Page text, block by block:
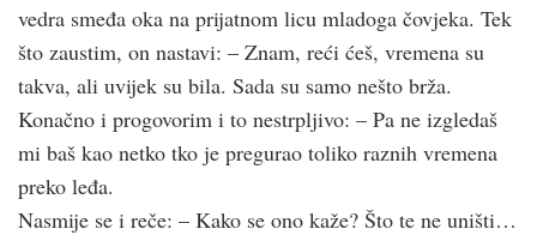
vedra smeđa oka na prijatnom licu mladoga čovjeka. Tek
što zaustim, on nastavi: – Znam, reći ćeš, vremena su
takva, ali uvijek su bila. Sada su samo nešto brža.
Konačno i progovorim i to nestrpljivo: – Pa ne izgledaš
mi baš kao netko tko je pregurao toliko raznih vremena
preko leđa.
Nasmije se i reče: – Kako se ono kaže? Što te ne uništi…